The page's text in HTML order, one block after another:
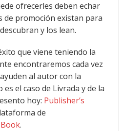
ofrecerles deben echar
de promoción existan para
y los lean.
que viene teniendo la
encontraremos cada vez
al autor con la
el caso de Livrada y de la
hoy: Publisher’s
de
.